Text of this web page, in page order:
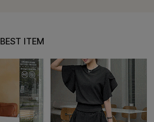
BEST ITEM